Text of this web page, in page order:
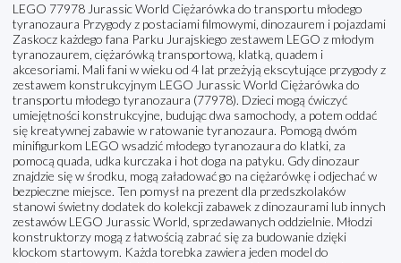
LEGO 77978 Jurassic World Ciężarówka do transportu młodego
tyranozaura Przygody z postaciami filmowymi, dinozaurem i pojazdami
Zaskocz każdego fana Parku Jurajskiego zestawem LEGO z młodym
tyranozaurem, ciężarówką transportową, klatką, quadem i
akcesoriami. Mali fani w wieku od 4 lat przeżyją ekscytujące przygody z
zestawem konstrukcyjnym LEGO Jurassic World Ciężarówka do
transportu młodego tyranozaura (77978). Dzieci mogą ćwiczyć
umiejętności konstrukcyjne, budując dwa samochody, a potem oddać
się kreatywnej zabawie w ratowanie tyranozaura. Pomogą dwóm
minifigurkom LEGO wsadzić młodego tyranozaura do klatki, za
pomocą quada, udka kurczaka i hot doga na patyku. Gdy dinozaur
znajdzie się w środku, mogą załadować go na ciężarówkę i odjechać w
bezpieczne miejsce. Ten pomysł na prezent dla przedszkolaków
stanowi świetny dodatek do kolekcji zabawek z dinozaurami lub innych
zestawów LEGO Jurassic World, sprzedawanych oddzielnie. Młodzi
konstruktorzy mogą z łatwością zabrać się za budowanie dzięki
klockom startowym. Każda torebka zawiera jeden model do